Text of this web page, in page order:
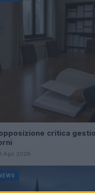
critica
Ago 2026